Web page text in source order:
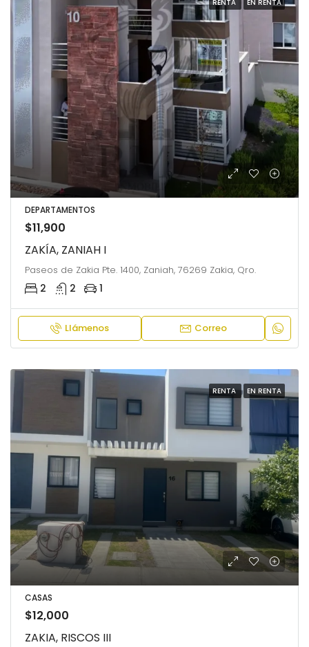
RENTA EN RENTA
DEPARTAMENTOS
$11,900
ZAKÍA, ZANIAH I
Paseos de Zakia Pte. 1400, Zaniah, 76269 Zakia, Qro.
2 2 1
Llámenos Correo
RENTA EN RENTA
CASAS
$12,000
ZAKIA, RISCOS III